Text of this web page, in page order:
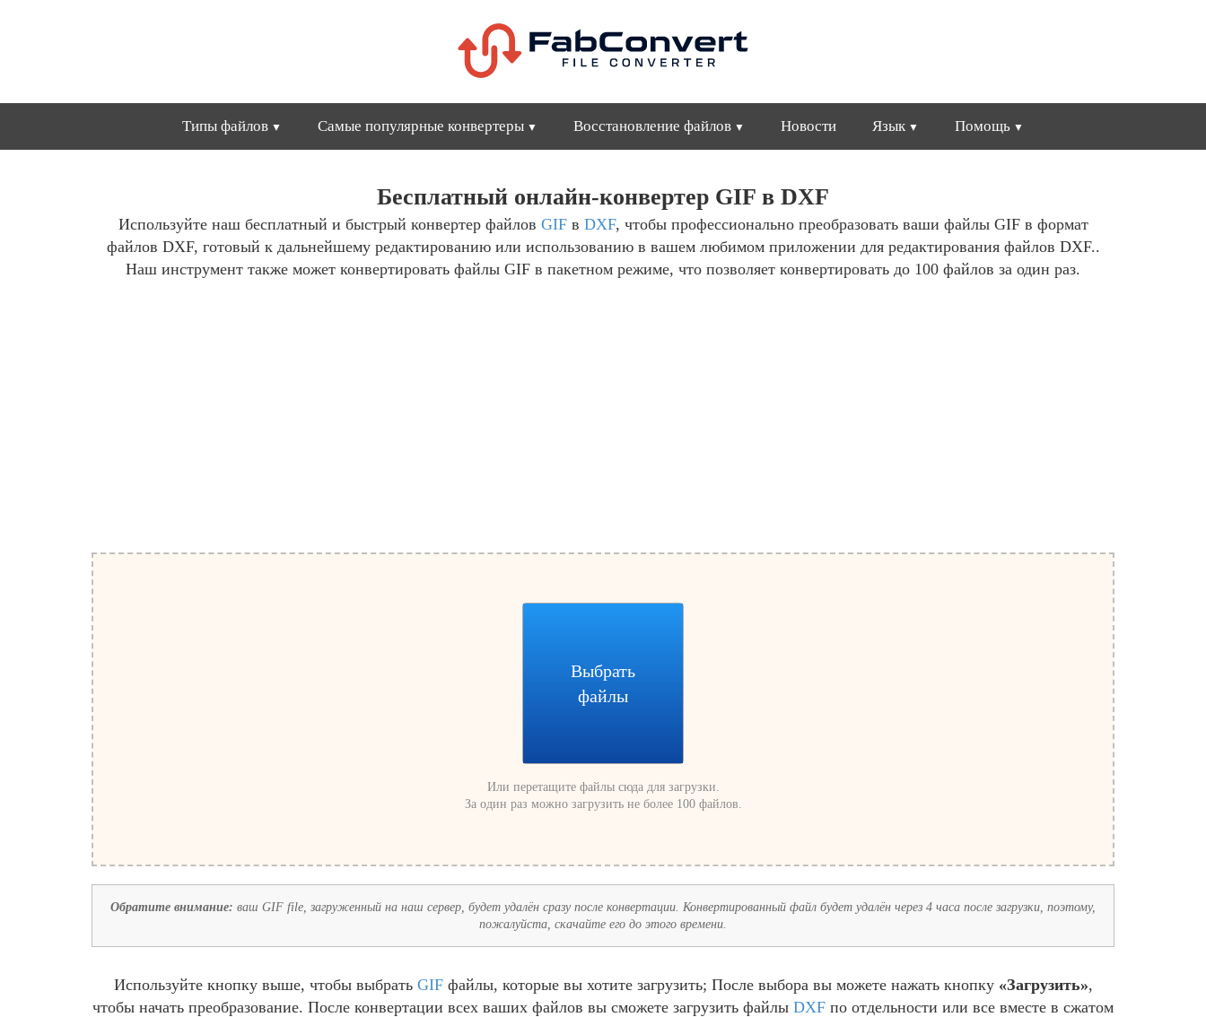
Типы файлов Самые популярные конвертеры Восстановление файлов Новости Язык Помощь
Бесплатный онлайн-конвертер GIF в DXF
Используйте наш бесплатный и быстрый конвертер файлов GIFв DXF, чтобы профессионально преобразовать ваши файлы GIF в формат
файлов DXF, готовый к дальнейшему редактированию или использованию в вашем любимом приложении для редактирования файлов DXF..
Наш инструмент также может конвертировать файлы GIF в пакетном режиме, что позволяет конвертировать до 100 файлов за один раз.
Выбрать
файлы
Или перетащите файлы сюда для загрузки.
За один раз можно загрузить не более 100 файлов.
Обратите внимание: ваш GIF file, загруженный на наш сервер, будет удалён сразу после конвертации. Конвертированный файл будет удалён через 4 часа после загрузки, поэтому,
пожалуйста, скачайте его до этого времени.
Используйте кнопку выше, чтобы выбрать GIFфайлы, которые вы хотите загрузить; После выбора вы можете нажать кнопку «Загрузить»,
чтобы начать преобразование. После конвертации всех ваших файлов вы сможете загрузить файлы DXF по отдельности или все вместе в сжатом